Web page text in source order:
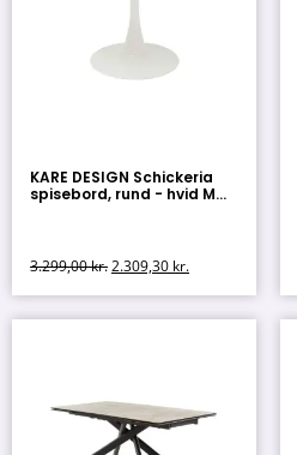
KARE DESIGN Schickeria
spisebord, rund - hvid M...
3.299,00kr.2.309,30 kr.